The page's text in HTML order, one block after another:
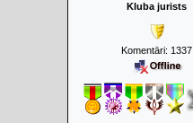
Kluba jurists
Komentāri: 1337